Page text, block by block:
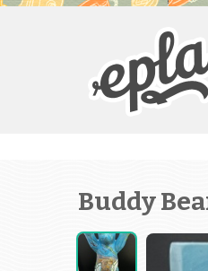
Buddy